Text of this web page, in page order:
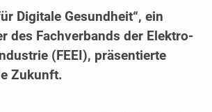
Digitale Gesundheit“, ein
des Fachverbands der Elektro-
(FEEI), präsentierte
Zukunft.